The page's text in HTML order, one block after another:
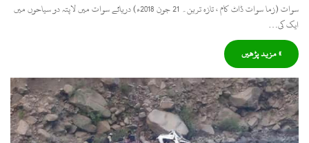
سوات (زما سوات ڈاٹ کام ، تازہ ترین۔ 21 جون 2018ء) دریائے سوات میں لاپتہ دو سیاحوں میں
ایک کی…
» مزید پڑھیں